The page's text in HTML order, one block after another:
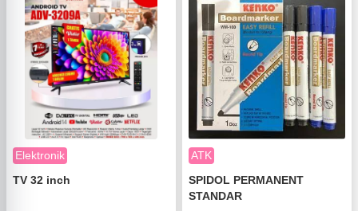
Elektronik
TV 32 inch
ATK
SPIDOL PERMANENT
STANDAR